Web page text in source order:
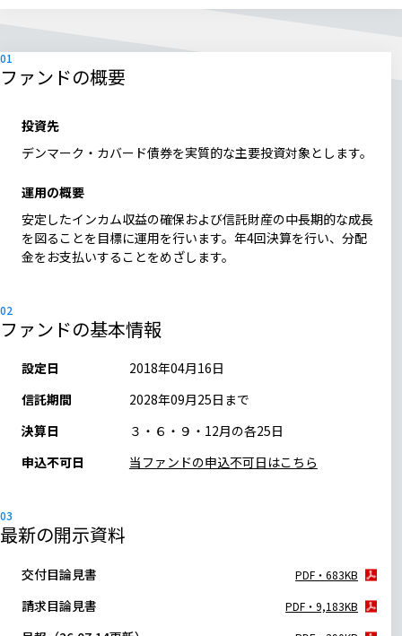
ファンドの概要
投資先
デンマーク・カバード債券を実質的な主要投資対象とします。
運用の概要
安定したインカム収益の確保および信託財産の中長期的な成長
を図ることを目標に運用を行います。年4回決算を行い、分配
金をお支払いすることをめざします。
ファンドの基本情報
設定日
2018年04月16日
信託期間
2028年09月25日まで
決算日
３・６・９・12月の各25日
申込不可日
当ファンドの申込不可日はこちら
最新の開示資料
交付目論見書 PDF・683KB
請求目論見書 PDF・9,183KB